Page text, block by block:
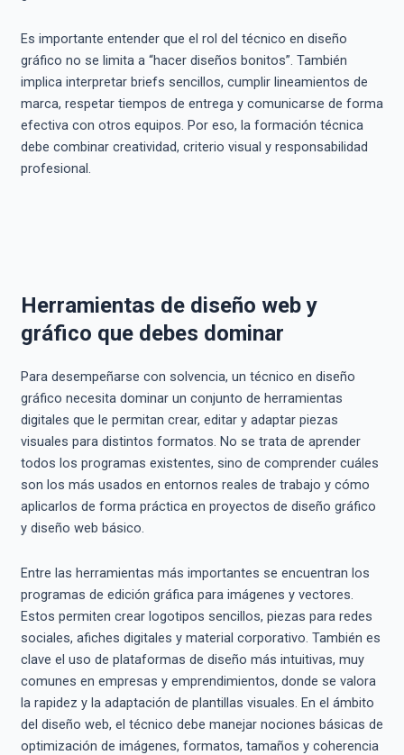
Es importante entender que el rol del técnico en diseño
gráfico no se limita a “hacer diseños bonitos”. También
implica interpretar briefs sencillos, cumplir lineamientos de
marca, respetar tiempos de entrega y comunicarse de forma
efectiva con otros equipos. Por eso, la formación técnica
debe combinar creatividad, criterio visual y responsabilidad
profesional.
Herramientas de diseño web y
gráfico que debes dominar
Para desempeñarse con solvencia, un técnico en diseño
gráfico necesita dominar un conjunto de herramientas
digitales que le permitan crear, editar y adaptar piezas
visuales para distintos formatos. No se trata de aprender
todos los programas existentes, sino de comprender cuáles
son los más usados en entornos reales de trabajo y cómo
aplicarlos de forma práctica en proyectos de diseño gráfico
y diseño web básico.
Entre las herramientas más importantes se encuentran los
programas de edición gráfica para imágenes y vectores.
Estos permiten crear logotipos sencillos, piezas para redes
sociales, afiches digitales y material corporativo. También es
clave el uso de plataformas de diseño más intuitivas, muy
comunes en empresas y emprendimientos, donde se valora
la rapidez y la adaptación de plantillas visuales. En el ámbito
del diseño web, el técnico debe manejar nociones básicas de
optimización de imágenes, formatos, tamaños y coherencia